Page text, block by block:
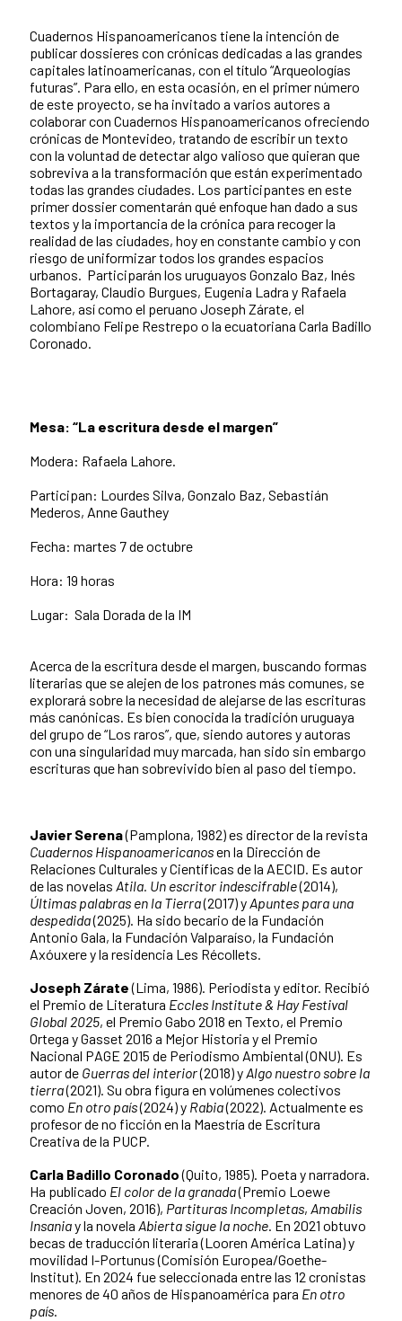
Cuadernos Hispanoamericanos tiene la intención de
publicar dossieres con crónicas dedicadas a las grandes
capitales latinoamericanas, con el título “Arqueologías
futuras”. Para ello, en esta ocasión, en el primer número
de este proyecto, se ha invitado a varios autores a
colaborar con Cuadernos Hispanoamericanos ofreciendo
crónicas de Montevideo, tratando de escribir un texto
con la voluntad de detectar algo valioso que quieran que
sobreviva a la transformación que están experimentado
todas las grandes ciudades. Los participantes en este
primer dossier comentarán qué enfoque han dado a sus
textos y la importancia de la crónica para recoger la
realidad de las ciudades, hoy en constante cambio y con
riesgo de uniformizar todos los grandes espacios
urbanos. Participarán los uruguayos Gonzalo Baz, Inés
Bortagaray, Claudio Burgues, Eugenia Ladra y Rafaela
Lahore, así como el peruano Joseph Zárate, el
colombiano Felipe Restrepo o la ecuatoriana Carla Badillo
Coronado.
Mesa: “La escritura desde el margen”
Modera: Rafaela Lahore.
Participan: Lourdes Silva, Gonzalo Baz, Sebastián
Mederos, Anne Gauthey
Fecha: martes 7 de octubre
Hora: 19 horas
Lugar: Sala Dorada de la IM
Acerca de la escritura desde el margen, buscando formas
literarias que se alejen de los patrones más comunes, se
explorará sobre la necesidad de alejarse de las escrituras
más canónicas. Es bien conocida la tradición uruguaya
del grupo de “Los raros”, que, siendo autores y autoras
con una singularidad muy marcada, han sido sin embargo
escrituras que han sobrevivido bien al paso del tiempo.
Javier Serena(Pamplona, 1982) es director de la revista
Cuadernos Hispanoamericanosen la Dirección de
Relaciones Culturales y Científicas de la AECID. Es autor
de las novelas Atila. Un escritor indescifrable(2014),
Últimas palabras en la Tierra(2017) yApuntes para una
despedida(2025). Ha sido becario de la Fundación
Antonio Gala, la Fundación Valparaíso, la Fundación
Axóuxere y la residencia Les Récollets.
Joseph Zárate(Lima, 1986). Periodista y editor. Recibió
el Premio de Literatura Eccles Institute & Hay Festival
Global 2025, el Premio Gabo 2018 en Texto, el Premio
Ortega y Gasset 2016 a Mejor Historia y el Premio
Nacional PAGE 2015 de Periodismo Ambiental (ONU). Es
autor de Guerras del interior(2018) yAlgo nuestro sobre la
tierra(2021). Su obra figura en volúmenes colectivos
como En otro país(2024) y Rabia(2022). Actualmente es
profesor de no ficción en la Maestría de Escritura
Creativa de la PUCP.
Carla Badillo Coronado(Quito, 1985). Poeta y narradora.
Ha publicado El color de la granada(Premio Loewe
Creación Joven, 2016), Partituras Incompletas, Amabilis
Insaniay la novela Abierta sigue la noche. En 2021 obtuvo
becas de traducción literaria (Looren América Latina) y
movilidad I-Portunus (Comisión Europea/Goethe-
Institut). En 2024 fue seleccionada entre las 12 cronistas
menores de 40 años de Hispanoamérica para En otro
país.